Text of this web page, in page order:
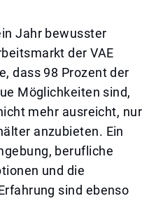
Jahr bewusster
der VAE
dass 98 Prozent der
Möglichkeiten sind,
mehr ausreicht, nur
anzubieten. Ein
berufliche
und die
sind ebenso